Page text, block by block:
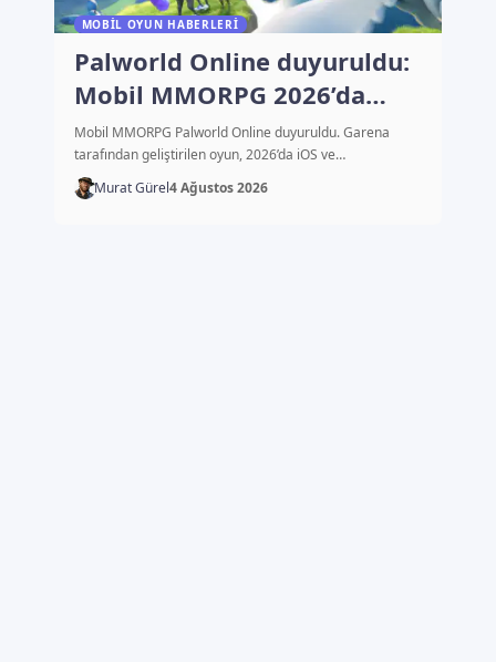
MOBIL OYUN HABERLERI
Palworld Online duyuruldu:
Mobil MMORPG 2026’da
çıkacak
Mobil MMORPG Palworld Online duyuruldu. Garena
tarafından geliştirilen oyun, 2026’da iOS ve…
Murat Gürel4 Ağustos 2026